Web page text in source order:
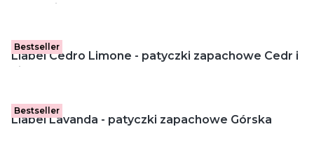
Kalabryjska Bergamotka (50 ml)
Bestseller
Liabel Cedro Limone - patyczki zapachowe Cedr i
Bestseller
Liabel Lavanda - patyczki zapachowe Górska